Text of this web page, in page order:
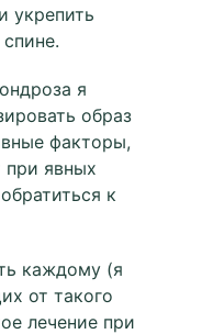
укрепить
я
образ
факторы,
при явных
к
каждому (я
от такого
лечение при